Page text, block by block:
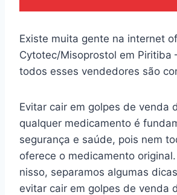
Existe muita gente na internet
Cytotec/Misoprostol em Piritiba
todos esses vendedores são
Evitar cair em golpes de venda
qualquer medicamento é
segurança e saúde, pois nem
oferece o medicamento
nisso, separamos algumas
evitar cair em golpes de venda